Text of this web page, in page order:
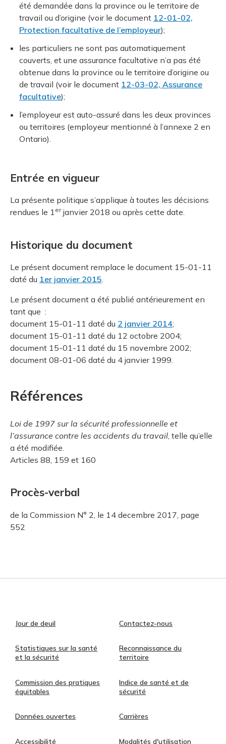
été demandée dans la province ou le territoire de
travail ou d’origine (voir le document 12-01-02,
Protection facultative de l’employeur);
les particuliers ne sont pas automatiquement
couverts, et une assurance facultative n’a pas été
obtenue dans la province ou le territoire d’origine ou
de travail (voir le document 12-03-02, Assurance
facultative);
l’employeur est auto-assuré dans les deux provinces
ou territoires (employeur mentionné à l’annexe 2 en
Ontario).
Entrée en vigueur
La présente politique s’applique à toutes les décisions
rendues le 1 erjanvier 2018 ou après cette date.
Historique du document
Le présent document remplace le document 15-01-11
daté du 1er janvier 2015.
Le présent document a été publié antérieurement en
tant que :
document 15-01-11 daté du 2 janvier 2014;
document 15-01-11 daté du 12 octobre 2004;
document 15-01-11 daté du 15 novembre 2002;
document 08-01-06 daté du 4 janvier 1999.
Références
Loi de 1997 sur la sécurité professionnelle et
l’assurance contre les accidents du travail , telle qu’elle
a été modifiée.
Articles 88, 159 et 160
Procès-verbal
de la Commission N° 2, le 14 decembre 2017, page
552
Jour de deuil Contactez-nous
Statistiques sur la santé
et la sécurité
Reconnaissance du
territoire
Commission des pratiques
équitables
Indice de santé et de
sécurité
Données ouvertes Carrières
Accessibilité Modalités d'utilisation